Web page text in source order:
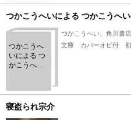
つかこうへいによる つかこうへ
つかこうへ
いによる つ
かこうへい
つかこうへい、角川書
文庫 カバーオビ付
寝盗られ宗介